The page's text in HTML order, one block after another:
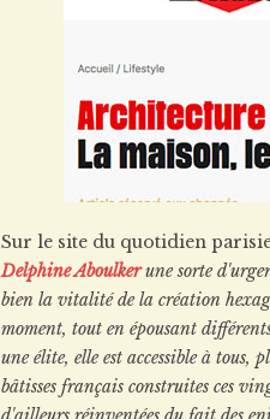
Sur le site du quotidien
Delphine Aboulkerune sorte
bien la vitalité de la création
moment, tout en épousant
une élite, elle est accessible à tous,
bâtisses français construites ces